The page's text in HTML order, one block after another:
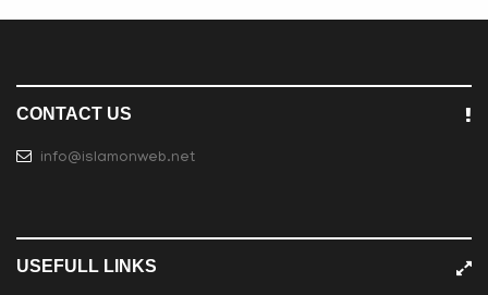
CONTACT US
info@islamonweb.net
USEFULL LINKS